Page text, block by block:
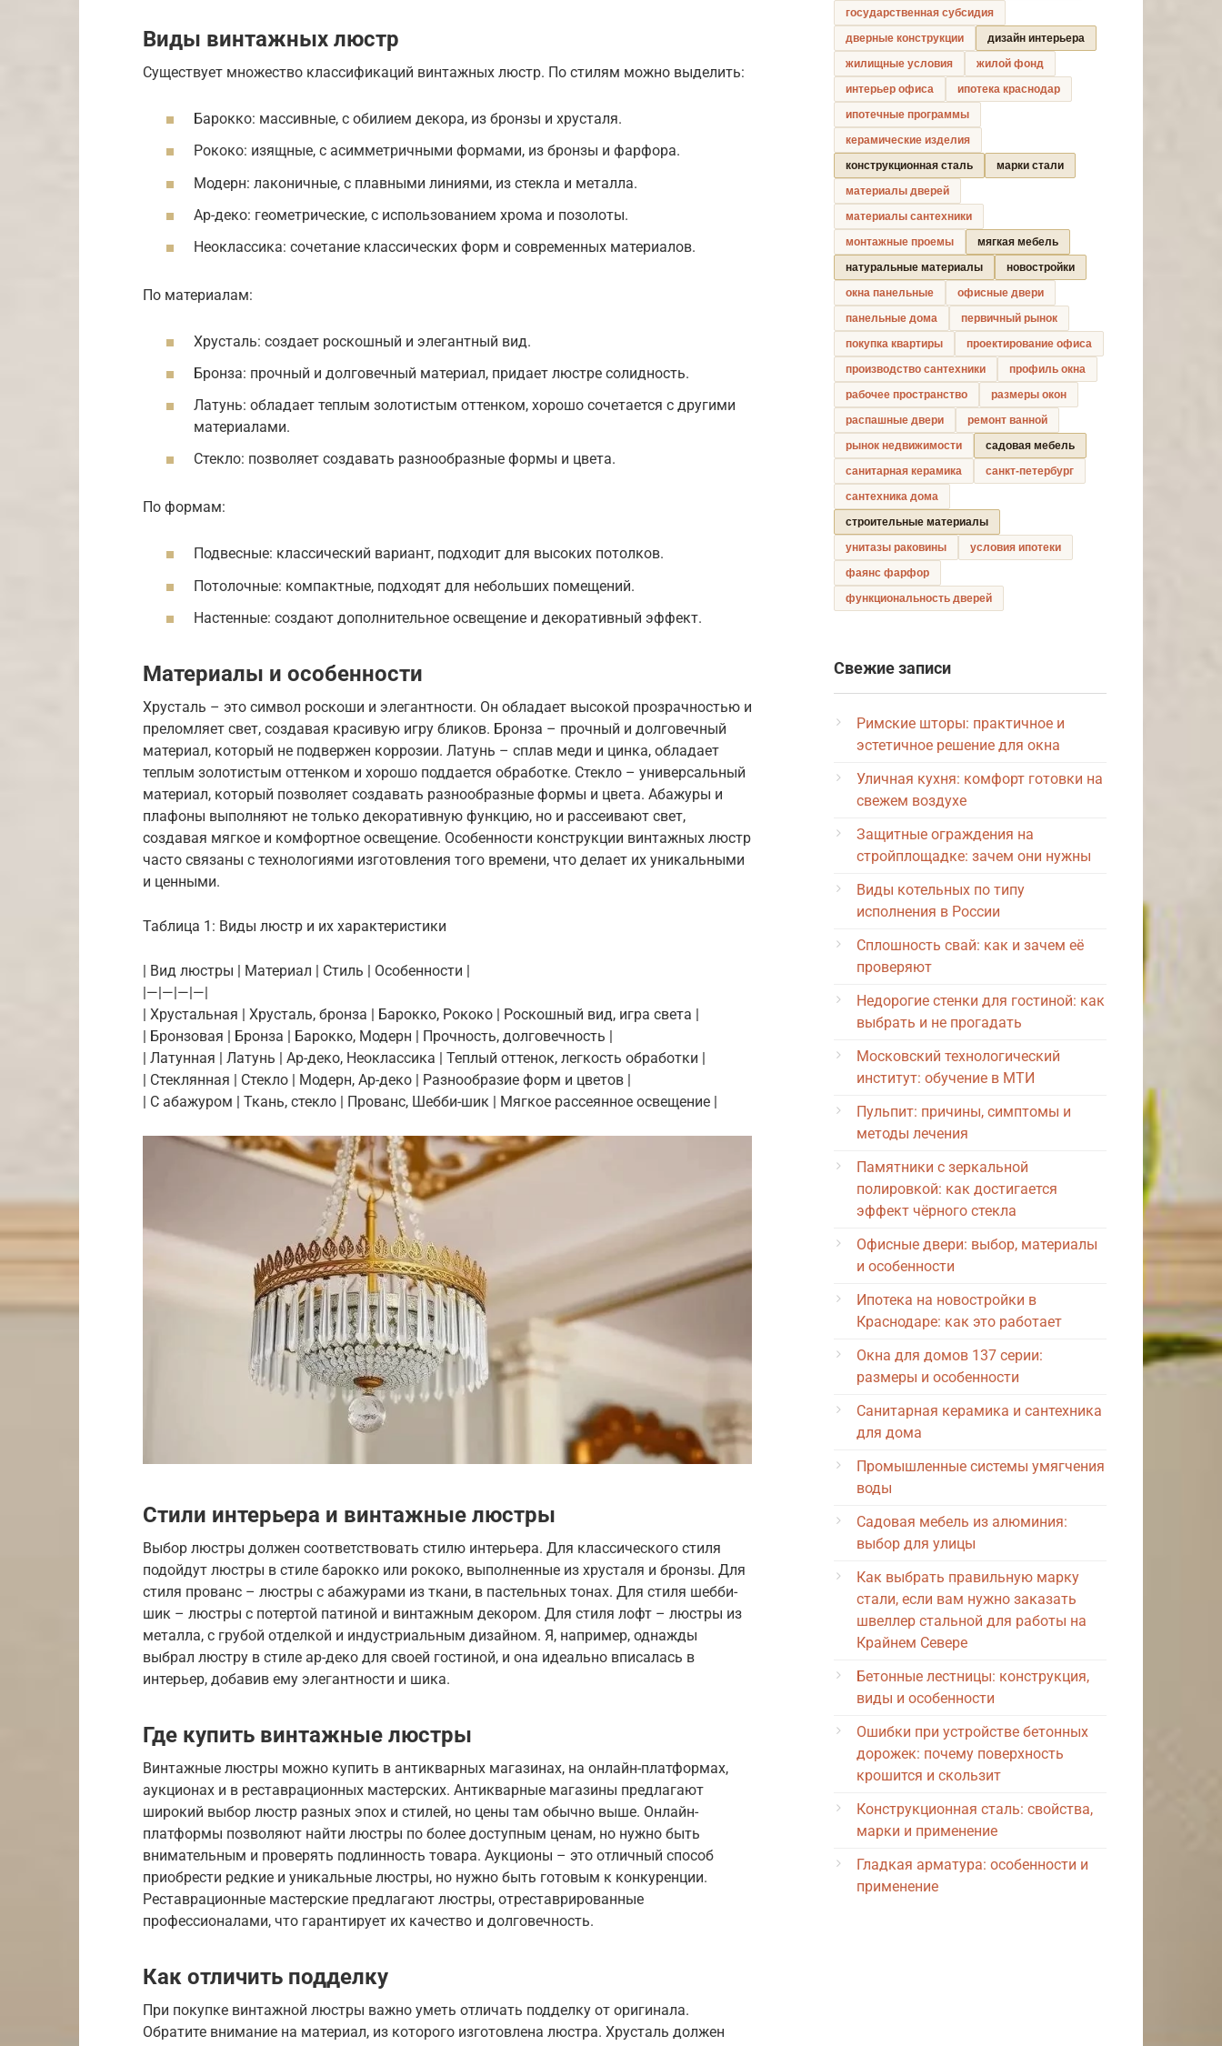
Виды винтажных люстр
Существует множество классификаций винтажных люстр. По стилям можно выделить:
Барокко: массивные, с обилием декора, из бронзы и хрусталя.
Рококо: изящные, с асимметричными формами, из бронзы и фарфора.
Модерн: лаконичные, с плавными линиями, из стекла и металла.
Ар-деко: геометрические, с использованием хрома и позолоты.
Неоклассика: сочетание классических форм и современных материалов.
По материалам:
Хрусталь: создает роскошный и элегантный вид.
Бронза: прочный и долговечный материал, придает люстре солидность.
Латунь: обладает теплым золотистым оттенком, хорошо сочетается с другими
материалами.
Стекло: позволяет создавать разнообразные формы и цвета.
По формам:
Подвесные: классический вариант, подходит для высоких потолков.
Потолочные: компактные, подходят для небольших помещений.
Настенные: создают дополнительное освещение и декоративный эффект.
Материалы и особенности
Хрусталь – это символ роскоши и элегантности. Он обладает высокой прозрачностью и
преломляет свет, создавая красивую игру бликов. Бронза – прочный и долговечный
материал, который не подвержен коррозии. Латунь – сплав меди и цинка, обладает
теплым золотистым оттенком и хорошо поддается обработке. Стекло – универсальный
материал, который позволяет создавать разнообразные формы и цвета. Абажуры и
плафоны выполняют не только декоративную функцию, но и рассеивают свет,
создавая мягкое и комфортное освещение. Особенности конструкции винтажных люстр
часто связаны с технологиями изготовления того времени, что делает их уникальными
и ценными.
Таблица 1: Виды люстр и их характеристики
| Вид люстры | Материал | Стиль | Особенности |
|—|—|—|—|
| Хрустальная | Хрусталь, бронза | Барокко, Рококо | Роскошный вид, игра света |
| Бронзовая | Бронза | Барокко, Модерн | Прочность, долговечность |
| Латунная | Латунь | Ар-деко, Неоклассика | Теплый оттенок, легкость обработки |
| Стеклянная | Стекло | Модерн, Ар-деко | Разнообразие форм и цветов |
| С абажуром | Ткань, стекло | Прованс, Шебби-шик | Мягкое рассеянное освещение |
Стили интерьера и винтажные люстры
Выбор люстры должен соответствовать стилю интерьера. Для классического стиля
подойдут люстры в стиле барокко или рококо, выполненные из хрусталя и бронзы. Для
стиля прованс – люстры с абажурами из ткани, в пастельных тонах. Для стиля шебби-
шик – люстры с потертой патиной и винтажным декором. Для стиля лофт – люстры из
металла, с грубой отделкой и индустриальным дизайном. Я, например, однажды
выбрал люстру в стиле ар-деко для своей гостиной, и она идеально вписалась в
интерьер, добавив ему элегантности и шика.
Где купить винтажные люстры
Винтажные люстры можно купить в антикварных магазинах, на онлайн-платформах,
аукционах и в реставрационных мастерских. Антикварные магазины предлагают
широкий выбор люстр разных эпох и стилей, но цены там обычно выше. Онлайн-
платформы позволяют найти люстры по более доступным ценам, но нужно быть
внимательным и проверять подлинность товара. Аукционы – это отличный способ
приобрести редкие и уникальные люстры, но нужно быть готовым к конкуренции.
Реставрационные мастерские предлагают люстры, отреставрированные
профессионалами, что гарантирует их качество и долговечность.
Как отличить подделку
При покупке винтажной люстры важно уметь отличать подделку от оригинала.
Обратите внимание на материал, из которого изготовлена люстра. Хрусталь должен
государственная субсидия
дверные конструкции
дизайн интерьера
жилищные условия
жилой фонд
интерьер офиса
ипотека краснодар
ипотечные программы
керамические изделия
конструкционная сталь
марки стали
материалы дверей
материалы сантехники
монтажные проемы
мягкая мебель
натуральные материалы
новостройки
окна панельные
офисные двери
панельные дома
первичный рынок
покупка квартиры
проектирование офиса
производство сантехники
профиль окна
рабочее пространство
размеры окон
распашные двери
ремонт ванной
рынок недвижимости
садовая мебель
санитарная керамика
санкт-петербург
сантехника дома
строительные материалы
унитазы раковины
условия ипотеки
фаянс фарфор
функциональность дверей
Свежие записи
Римские шторы: практичное и
эстетичное решение для окна
Уличная кухня: комфорт готовки на
свежем воздухе
Защитные ограждения на
стройплощадке: зачем они нужны
Виды котельных по типу
исполнения в России
Сплошность свай: как и зачем её
проверяют
Недорогие стенки для гостиной: как
выбрать и не прогадать
Московский технологический
институт: обучение в МТИ
Пульпит: причины, симптомы и
методы лечения
Памятники с зеркальной
полировкой: как достигается
эффект чёрного стекла
Офисные двери: выбор, материалы
и особенности
Ипотека на новостройки в
Краснодаре: как это работает
Окна для домов 137 серии:
размеры и особенности
Санитарная керамика и сантехника
для дома
Промышленные системы умягчения
воды
Садовая мебель из алюминия:
выбор для улицы
Как выбрать правильную марку
стали, если вам нужно заказать
швеллер стальной для работы на
Крайнем Севере
Бетонные лестницы: конструкция,
виды и особенности
Ошибки при устройстве бетонных
дорожек: почему поверхность
крошится и скользит
Конструкционная сталь: свойства,
марки и применение
Гладкая арматура: особенности и
применение